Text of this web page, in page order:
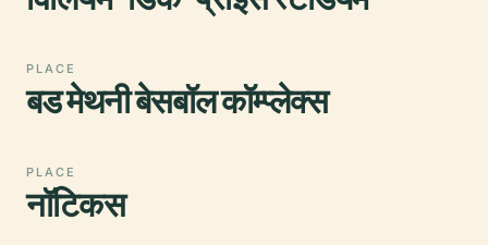
PLACE
बड मेथनी बेसबॉल कॉम्प्लेक्स
PLACE
नॉटिकस